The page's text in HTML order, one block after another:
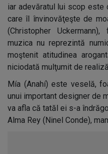
iar adevăratul lui scop este
care îl învinovăţeşte de
(Christopher
muzica nu reprezintă
moştenit atitudinea
niciodată mulţumit de
Mía (Anahí) este veselă,
unui important designer de
va afla că tatăl ei s-a
Alma Rey (Ninel Conde),